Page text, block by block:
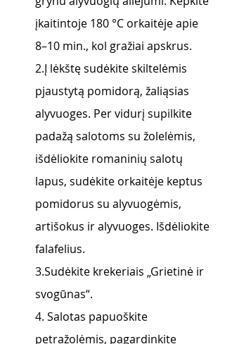
įkaitintoje 180 °C orkaitėje apie
8–10 min., kol gražiai apskrus.
2.Į lėkštę sudėkite skiltelėmis
pjaustytą pomidorą, žaliąsias
alyvuoges. Per vidurį supilkite
padažą salotoms su žolelėmis,
išdėliokite romaninių salotų
lapus, sudėkite orkaitėje keptus
pomidorus su alyvuogėmis,
artišokus ir alyvuoges. Išdėliokite
falafelius.
3.Sudėkite krekeriais „Grietinė ir
svogūnas“.
4. Salotas papuoškite
petražolėmis, pagardinkite